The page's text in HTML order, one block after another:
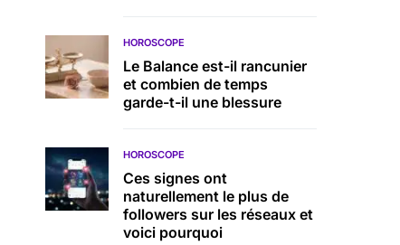
HOROSCOPE
Le Balance est-il rancunier
et combien de temps
garde-t-il une blessure
HOROSCOPE
Ces signes ont
naturellement le plus de
followers sur les réseaux et
voici pourquoi